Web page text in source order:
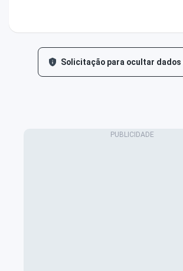
Solicitação para ocultar dados